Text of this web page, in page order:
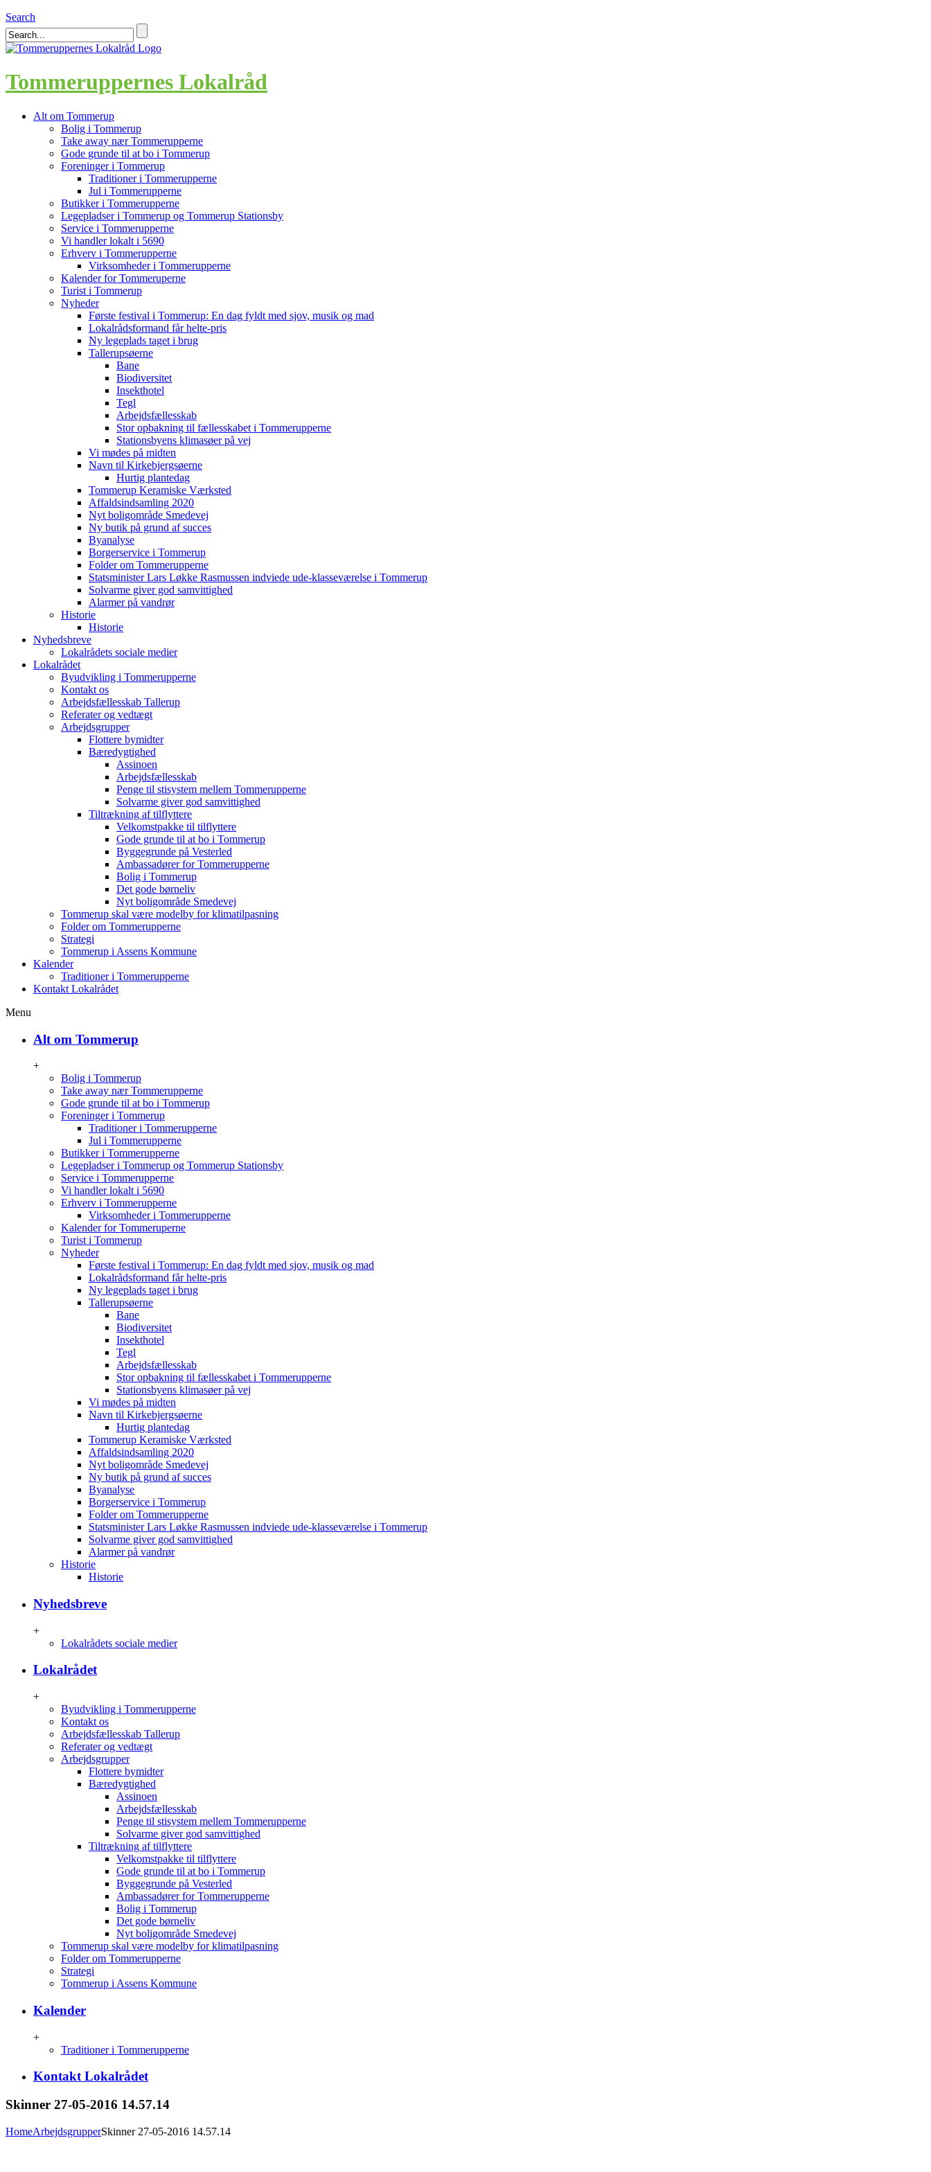
Search
Tommeruppernes Lokalråd
Alt om Tommerup
Bolig i Tommerup
Take away nær Tommerupperne
Gode grunde til at bo i Tommerup
Foreninger i Tommerup
Traditioner i Tommerupperne
Jul i Tommerupperne
Butikker i Tommerupperne
Legepladser i Tommerup og Tommerup Stationsby
Service i Tommerupperne
Vi handler lokalt i 5690
Erhverv i Tommerupperne
Virksomheder i Tommerupperne
Kalender for Tommeruperne
Turist i Tommerup
Nyheder
Første festival i Tommerup: En dag fyldt med sjov, musik og mad
Lokalrådsformand får helte-pris
Ny legeplads taget i brug
Tallerupsøerne
Bane
Biodiversitet
Insekthotel
Tegl
Arbejdsfællesskab
Stor opbakning til fællesskabet i Tommerupperne
Stationsbyens klimasøer på vej
Vi mødes på midten
Navn til Kirkebjergsøerne
Hurtig plantedag
Tommerup Keramiske Værksted
Affaldsindsamling 2020
Nyt boligområde Smedevej
Ny butik på grund af succes
Byanalyse
Borgerservice i Tommerup
Folder om Tommerupperne
Statsminister Lars Løkke Rasmussen indviede ude-klasseværelse i Tommerup
Solvarme giver god samvittighed
Alarmer på vandrør
Historie
Historie
Nyhedsbreve
Lokalrådets sociale medier
Lokalrådet
Byudvikling i Tommerupperne
Kontakt os
Arbejdsfællesskab Tallerup
Referater og vedtægt
Arbejdsgrupper
Flottere bymidter
Bæredygtighed
Assinoen
Arbejdsfællesskab
Penge til stisystem mellem Tommerupperne
Solvarme giver god samvittighed
Tiltrækning af tilflyttere
Velkomstpakke til tilflyttere
Gode grunde til at bo i Tommerup
Byggegrunde på Vesterled
Ambassadører for Tommerupperne
Bolig i Tommerup
Det gode børneliv
Nyt boligområde Smedevej
Tommerup skal være modelby for klimatilpasning
Folder om Tommerupperne
Strategi
Tommerup i Assens Kommune
Kalender
Traditioner i Tommerupperne
Kontakt Lokalrådet
Menu
Alt om Tommerup
+
Bolig i Tommerup
Take away nær Tommerupperne
Gode grunde til at bo i Tommerup
Foreninger i Tommerup
Traditioner i Tommerupperne
Jul i Tommerupperne
Butikker i Tommerupperne
Legepladser i Tommerup og Tommerup Stationsby
Service i Tommerupperne
Vi handler lokalt i 5690
Erhverv i Tommerupperne
Virksomheder i Tommerupperne
Kalender for Tommeruperne
Turist i Tommerup
Nyheder
Første festival i Tommerup: En dag fyldt med sjov, musik og mad
Lokalrådsformand får helte-pris
Ny legeplads taget i brug
Tallerupsøerne
Bane
Biodiversitet
Insekthotel
Tegl
Arbejdsfællesskab
Stor opbakning til fællesskabet i Tommerupperne
Stationsbyens klimasøer på vej
Vi mødes på midten
Navn til Kirkebjergsøerne
Hurtig plantedag
Tommerup Keramiske Værksted
Affaldsindsamling 2020
Nyt boligområde Smedevej
Ny butik på grund af succes
Byanalyse
Borgerservice i Tommerup
Folder om Tommerupperne
Statsminister Lars Løkke Rasmussen indviede ude-klasseværelse i Tommerup
Solvarme giver god samvittighed
Alarmer på vandrør
Historie
Historie
Nyhedsbreve
+
Lokalrådets sociale medier
Lokalrådet
+
Byudvikling i Tommerupperne
Kontakt os
Arbejdsfællesskab Tallerup
Referater og vedtægt
Arbejdsgrupper
Flottere bymidter
Bæredygtighed
Assinoen
Arbejdsfællesskab
Penge til stisystem mellem Tommerupperne
Solvarme giver god samvittighed
Tiltrækning af tilflyttere
Velkomstpakke til tilflyttere
Gode grunde til at bo i Tommerup
Byggegrunde på Vesterled
Ambassadører for Tommerupperne
Bolig i Tommerup
Det gode børneliv
Nyt boligområde Smedevej
Tommerup skal være modelby for klimatilpasning
Folder om Tommerupperne
Strategi
Tommerup i Assens Kommune
Kalender
+
Traditioner i Tommerupperne
Kontakt Lokalrådet
Skinner 27-05-2016 14.57.14
HomeArbejdsgrupperSkinner 27-05-2016 14.57.14